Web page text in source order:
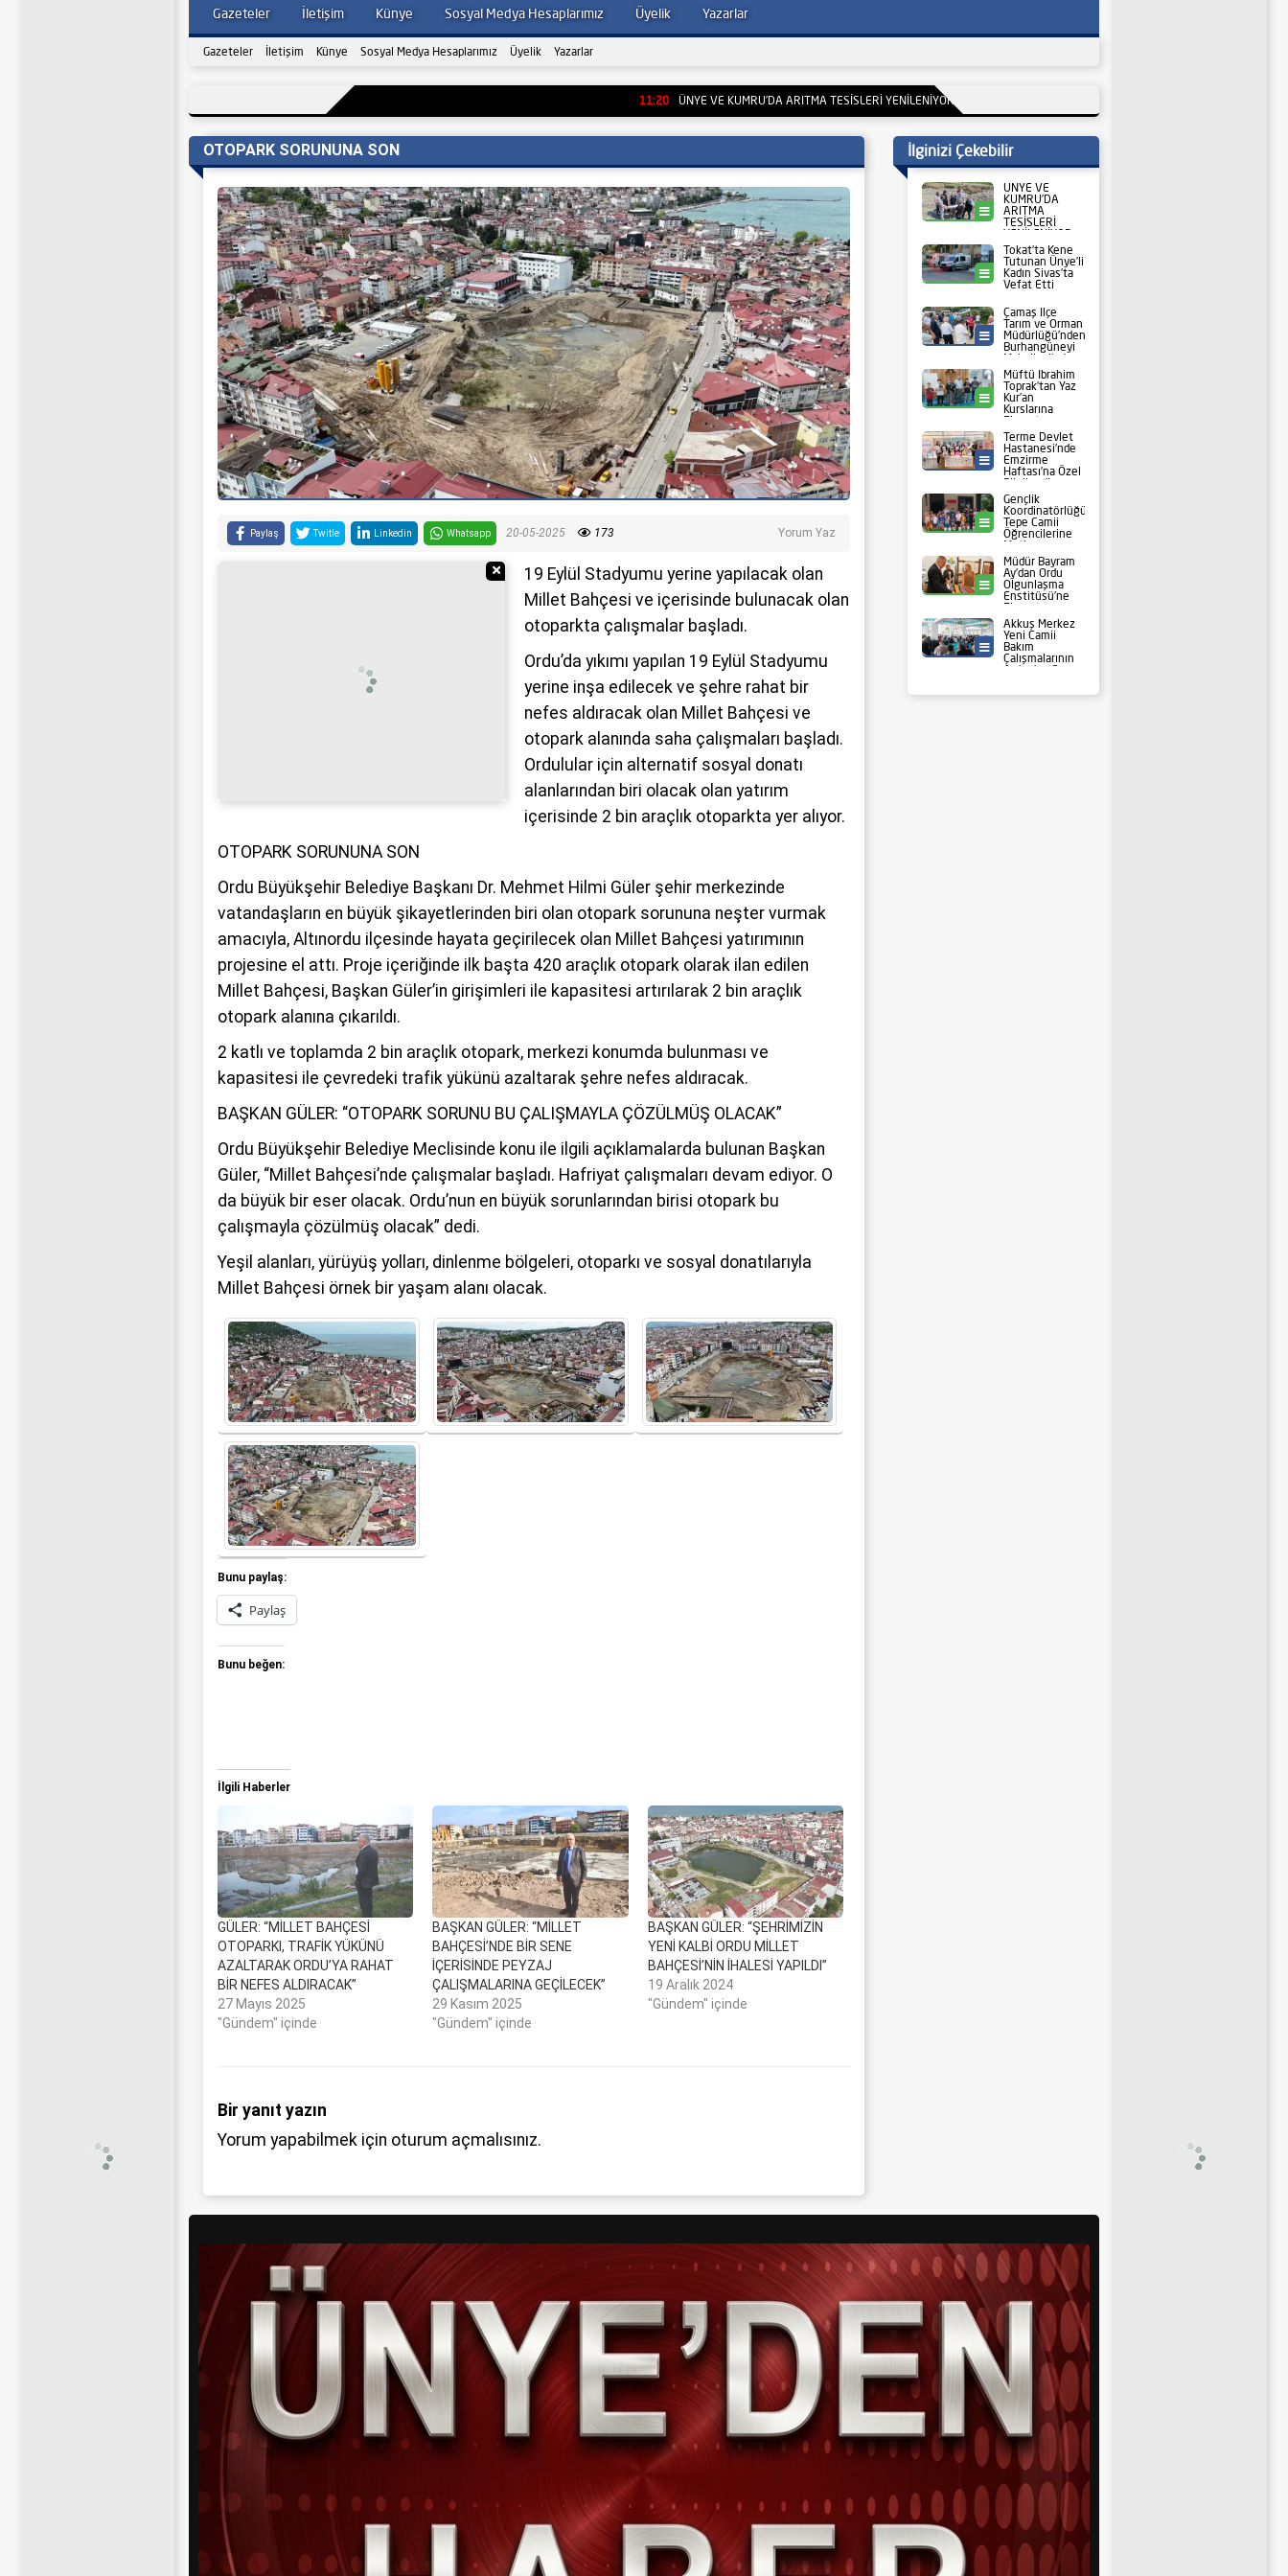
Gazeteler İletişim Künye Sosyal Medya Hesaplarımız Üyelik Yazarlar
Gazeteler İletişim Künye Sosyal Medya Hesaplarımız Üyelik Yazarlar
ÜNYE VE KUMRU’DA ARITMA TESİSLERİ YENİLENİYOR 11:01
OTOPARK SORUNUNA SON
Paylaş Twitle Linkedin Whatsapp 20-05-2025 173 Yorum Yaz
Reklamı Gizle
19 Eylül Stadyumu yerine yapılacak olan
Millet Bahçesi ve içerisinde bulunacak olan
otoparkta çalışmalar başladı.
Ordu’da yıkımı yapılan 19 Eylül Stadyumu
yerine inşa edilecek ve şehre rahat bir
nefes aldıracak olan Millet Bahçesi ve
otopark alanında saha çalışmaları başladı.
Ordulular için alternatif sosyal donatı
alanlarından biri olacak olan yatırım
içerisinde 2 bin araçlık otoparkta yer alıyor.
OTOPARK SORUNUNA SON
Ordu Büyükşehir Belediye Başkanı Dr. Mehmet Hilmi Güler şehir merkezinde
vatandaşların en büyük şikayetlerinden biri olan otopark sorununa neşter vurmak
amacıyla, Altınordu ilçesinde hayata geçirilecek olan Millet Bahçesi yatırımının
projesine el attı. Proje içeriğinde ilk başta 420 araçlık otopark olarak ilan edilen
Millet Bahçesi, Başkan Güler’in girişimleri ile kapasitesi artırılarak 2 bin araçlık
otopark alanına çıkarıldı.
2 katlı ve toplamda 2 bin araçlık otopark, merkezi konumda bulunması ve
kapasitesi ile çevredeki trafik yükünü azaltarak şehre nefes aldıracak.
BAŞKAN GÜLER: “OTOPARK SORUNU BU ÇALIŞMAYLA ÇÖZÜLMÜŞ OLACAK”
Ordu Büyükşehir Belediye Meclisinde konu ile ilgili açıklamalarda bulunan Başkan
Güler, “Millet Bahçesi’nde çalışmalar başladı. Hafriyat çalışmaları devam ediyor. O
da büyük bir eser olacak. Ordu’nun en büyük sorunlarından birisi otopark bu
çalışmayla çözülmüş olacak” dedi.
Yeşil alanları, yürüyüş yolları, dinlenme bölgeleri, otoparkı ve sosyal donatılarıyla
Millet Bahçesi örnek bir yaşam alanı olacak.
Bunu paylaş:
Paylaş
Bunu beğen:
İlgili Haberler
GÜLER: “MİLLET BAHÇESİ
OTOPARKI, TRAFİK YÜKÜNÜ
AZALTARAK ORDU’YA RAHAT
BİR NEFES ALDIRACAK”
27 Mayıs 2025
"Gündem" içinde
BAŞKAN GÜLER: “MİLLET
BAHÇESİ’NDE BİR SENE
İÇERİSİNDE PEYZAJ
ÇALIŞMALARINA GEÇİLECEK”
29 Kasım 2025
"Gündem" içinde
BAŞKAN GÜLER: “ŞEHRİMİZİN
YENİ KALBİ ORDU MİLLET
BAHÇESİ’NİN İHALESİ YAPILDI”
19 Aralık 2024
"Gündem" içinde
Bir yanıt yazın
Yorum yapabilmek için oturum açmalısınız.
İlginizi Çekebilir
Ünye
ÜNYE VE
KUMRU’DA
ARITMA
TESİSLERİ
YENİLENİYOR
Ünye
Tokat’ta Kene
Tutunan Ünye’li
Kadın Sivas’ta
Vefat Etti
Tarım
Çamaş İlçe
Tarım ve Orman
Müdürlüğü’nden
Burhangüneyi
Mahallesi’nde
Cuma
Buluşması
Kabataş
Müftü İbrahim
Toprak’tan Yaz
Kur’an
Kurslarına
Ziyaret
Sağlık
Terme Devlet
Hastanesi’nde
Emzirme
Haftası’na Özel
Bilgilendirme
Standı Açıldı
Ünye
Gençlik
Koordinatörlüğü’nden
Tepe Camii
Öğrencilerine
Motivasyon
Ziyareti
Ordu
Müdür Bayram
Ay’dan Ordu
Olgunlaşma
Enstitüsü’ne
Ziyaret
İlçeler
Akkuş Merkez
Yeni Camii
Bakım
Çalışmalarının
Ardından Cuma
İbadete Açıldı